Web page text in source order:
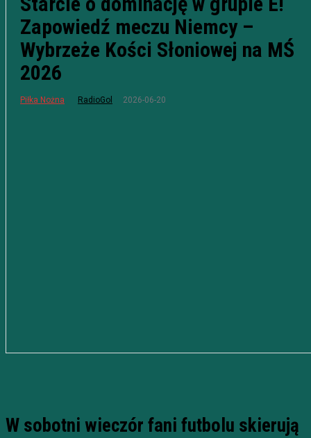
Zapowiedź meczu Niemcy –
Wybrzeże Kości Słoniowej na MŚ
2026
Piłka Nożna RadioGol 2026-06-20
W sobotni wieczór fani futbolu skierują